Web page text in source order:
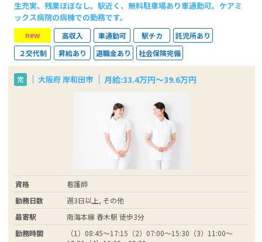
生充実、残業ほぼなし。駅近く、無料駐車場あり車通勤可。ケアミ
ックス病院の病棟での勤務です。
new 高収入 車通勤可 駅チカ
託児所あり
２交代制
昇給あり 退職金あり 社会保険完備
常 大阪府 岸和田市 月給:33.4万円～39.6万円
資格
看護師
勤務日数
週3日以上, その他
最寄駅
南海本線 春木駅 徒歩3分
勤務時間
（1）08:45～17:15（2）07:00～15:30（3）11:00～